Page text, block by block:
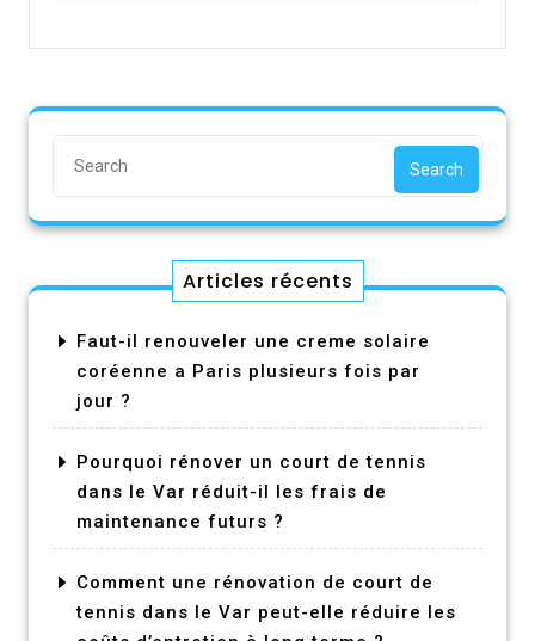
Search
Articles récents
Faut-il renouveler une creme solaire
coréenne a Paris plusieurs fois par
jour ?
Pourquoi rénover un court de tennis
dans le Var réduit-il les frais de
maintenance futurs ?
Comment une rénovation de court de
tennis dans le Var peut-elle réduire les